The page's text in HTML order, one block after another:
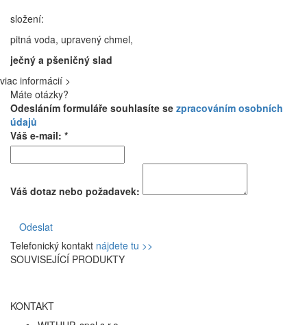
složení:
pitná voda, upravený chmel,
ječný a pšeničný slad
viac informácií >
Máte otázky?
Odesláním formuláře souhlasíte se zpracováním osobních
údajů
Váš e-mail: *
Váš dotaz nebo požadavek:
Odeslat
Telefonický kontakt nájdete tu >>
SOUVISEJÍCÍ PRODUKTY
KONTAKT